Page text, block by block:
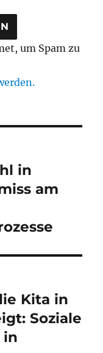
um Spam zu
in
am
Kita in
Soziale
in